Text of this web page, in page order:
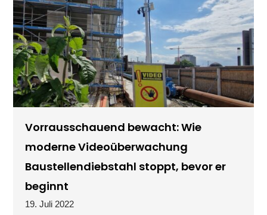
Vorrausschauend bewacht: Wie
moderne Videoüberwachung
Baustellendiebstahl stoppt, bevor er
beginnt
19. Juli 2022